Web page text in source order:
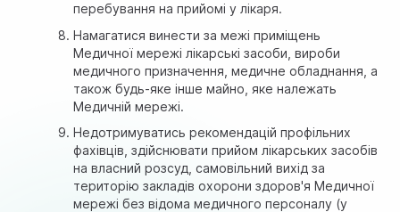
перебування на прийомі у лікаря.
Намагатися винести за межі приміщень
Медичної мережі лікарські засоби, вироби
медичного призначення, медичне обладнання, а
також будь-яке інше майно, яке належать
Медичній мережі.
Недотримуватись рекомендацій профільних
фахівців, здійснювати прийом лікарських засобів
на власний розсуд, самовільний вихід за
територію закладів охорони здоров'я Медичної
мережі без відома медичного персоналу (у